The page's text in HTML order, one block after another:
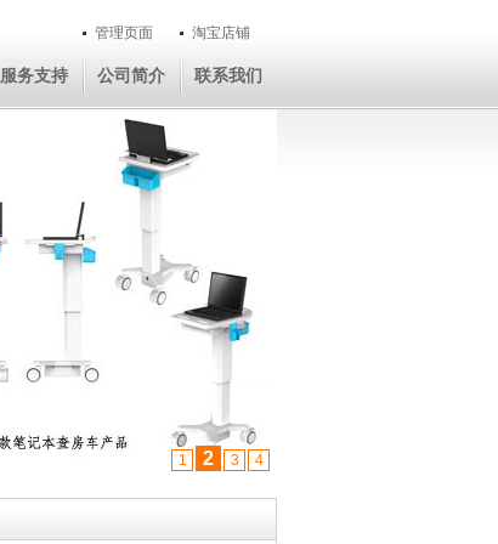
淘宝店铺
管理页面
联系我们
公司简介
服务支持
1 2 3 4